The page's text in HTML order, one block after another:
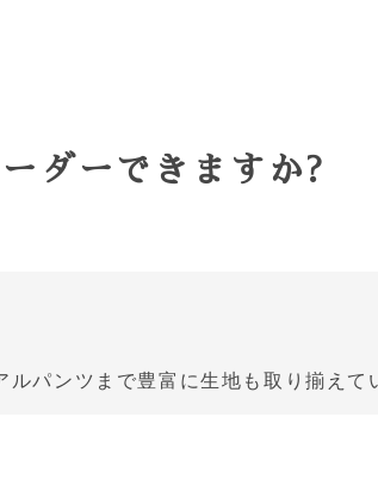
ダーできますか?
ルパンツまで豊富に生地も取り揃えて